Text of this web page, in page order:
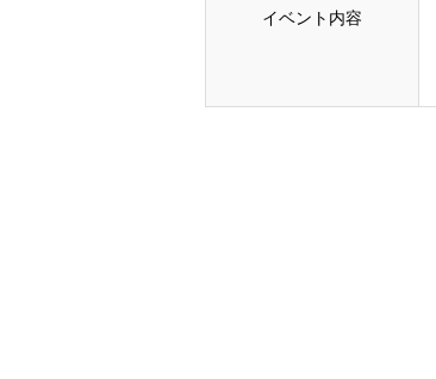
イベント内容